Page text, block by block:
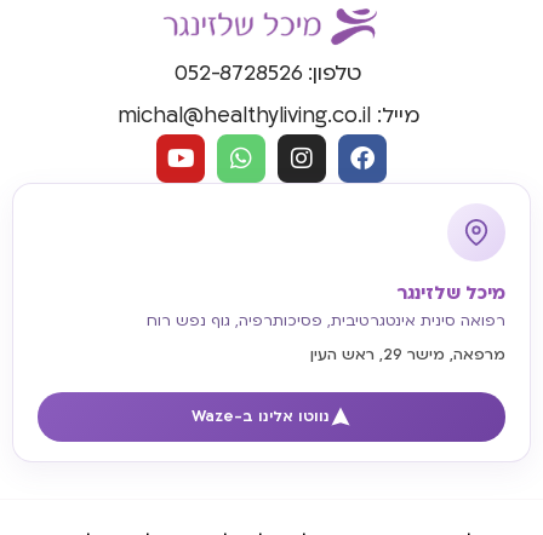
טלפון: 052-8728526
מייל: michal@healthyliving.co.il
מיכל שלזינגר
רפואה סינית אינטגרטיבית, פסיכותרפיה, גוף נפש רוח
מרפאה, מישר 29, ראש העין
נווטו אלינו ב-Waze